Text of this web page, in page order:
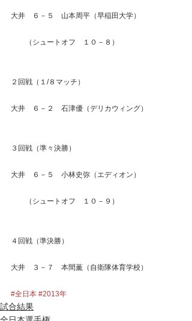
大井　６－５　山本周平（早稲田大学）
（シュートオフ　１０－８）
２回戦（１/８マッチ）
大井　６－２　石津優（デリカウィング）
３回戦（準々決勝）
大井　６－５　小林史弥（エディオン）
（シュートオフ　１０－９）
４回戦（準決勝）
大井　３－７　本間薫（自衛隊体育学校）
#全日本 #2013年
試合結果